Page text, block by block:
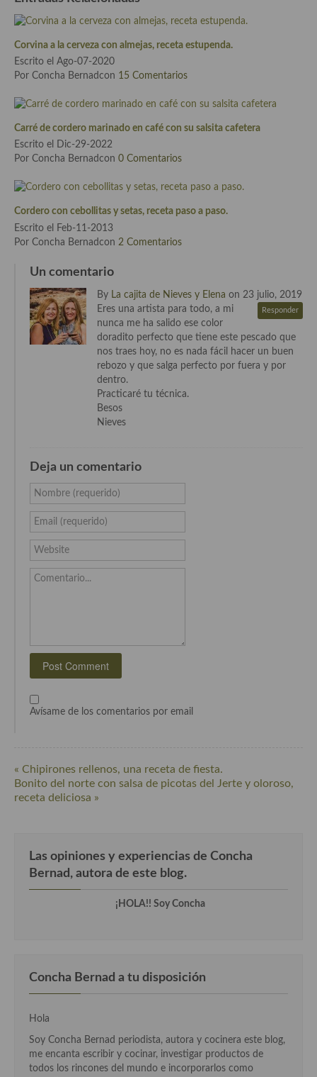
Cocina de Guatemala
Cocina de Nicaragua
Cocina Ecuatoriana
Cocina Jamaicana
Cocina Mexicana
Cocina peruana
Cocina de Oriente Medio
Cocina israelí
Cocina libanesa
Cocina Armenia
Cocina Siria
Cocina Azerí (Azerbaiyán)
Cocina de Egipto
Cocina Japonesa
Cocina Vietnamita
Cocina camboyana
Cocina Coreana
Cocina HIndú
Cocina filipina
Cocina de Hawái
Cocina Sudafrinaca
Cocina Yoshoku
Cocina Andaluza
Cocina Asturiana
Cocina Balear
Corvina a la cerveza con almejas, receta estupenda.
Escrito el Ago-07-2020
Por Concha Bernadcon 15 Comentarios
Carré de cordero marinado en café con su salsita cafetera
Escrito el Dic-29-2022
Por Concha Bernadcon 0 Comentarios
Cordero con cebollitas y setas, receta paso a paso.
Escrito el Feb-11-2013
Por Concha Bernadcon 2 Comentarios
Un comentario
By La cajita de Nieves y Elena on 23 julio, 2019
Responder
Eres una artista para todo, a mi
nunca me ha salido ese color
doradito perfecto que tiene este pescado que
nos traes hoy, no es nada fácil hacer un buen
rebozo y que salga perfecto por fuera y por
dentro.
Practicaré tu técnica.
Besos
Nieves
Deja un comentario
Nombre (requerido)
Email (requerido)
Website
Comentario...
Avísame de los comentarios por email
« Chipirones rellenos, una receta de fiesta.
Bonito del norte con salsa de picotas del Jerte y oloroso,
receta deliciosa »
Las opiniones y experiencias de Concha
Bernad, autora de este blog.
¡HOLA!! Soy Concha
Concha Bernad a tu disposición
Hola
Soy Concha Bernad periodista, autora y cocinera este blog,
me encanta escribir y cocinar, investigar productos de
todos los rincones del mundo e incorporarlos como